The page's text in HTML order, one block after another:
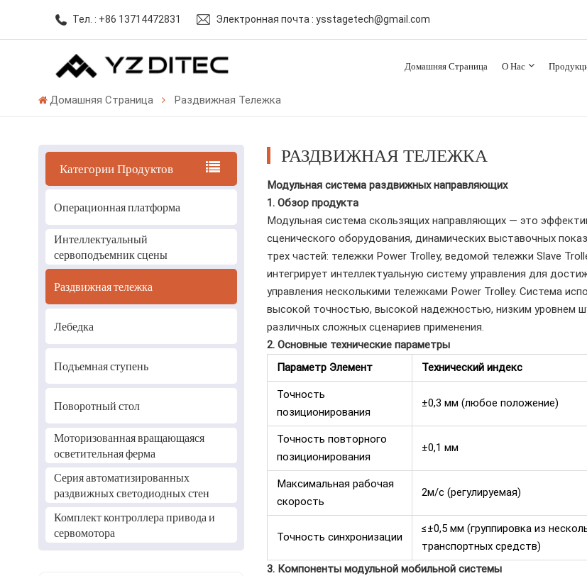
Тел. : +86 13714472831 Электронная почта : ysstagetech@gmail.com
Домашняя Страница О Нас
Домашняя Страница Раздвижная Тележка
Категории Продуктов
Операционная платформа
Интеллектуальный
сервоподъемник сцены
Раздвижная тележка
Лебедка
Подъемная ступень
Поворотный стол
Моторизованная вращающаяся
осветительная ферма
Серия автоматизированных
раздвижных светодиодных стен
Комплект контроллера привода и
сервомотора
РАЗДВИЖНАЯ ТЕЛЕЖКА
Модульная система раздвижных направляющих
1. Обзор продукта
Модульная система скользящих направляющих — это
сценического оборудования, динамических выставочных
трех частей: тележки Power Trolley, ведомой тележки Slave
интегрирует интеллектуальную систему управления для
управления несколькими тележками Power Trolley. Система
высокой точностью, высокой надежностью, низким уровнем
различных сложных сценариев применения.
2. Основные технические параметры
Параметр Элемент
Технический индекс
Точность
позиционирования
±0,3 мм (любое положение)
Точность повторного
позиционирования
±0,1 мм
Максимальная рабочая
скорость
2м/с (регулируемая)
Точность синхронизации
≤±0,5 мм (группировка из
транспортных средств)
3. Компоненты модульной мобильной системы